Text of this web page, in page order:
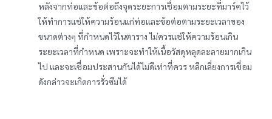
หลังจากท่อและข้อต่อถึงจุดระยะการเชื่อมตามระยะที่มาร์คไว้
ให้ทำการแช่ให้ความร้อนแก่ท่อและข้อต่อตามระยะเวลาของ
ขนาดต่างๆ ที่กำหนดไว้ในตาราง ไม่ควรแช่ให้ความร้อนเกิน
ระยะเวลาที่กำหนด เพราะจะทำให้เนื้อวัสดุหลุดละลายมากเกิน
ไป และจะเชื่อมประสานกันได้ไม่ดีเท่าที่ควร หลีกเลี่ยงการเชื่อม
ดังกล่าวจะเกิดการรั่วซึมได้